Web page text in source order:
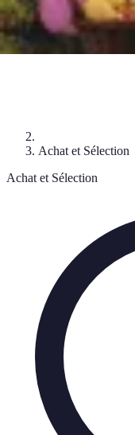
Achat et Sélection
Achat et Sélection